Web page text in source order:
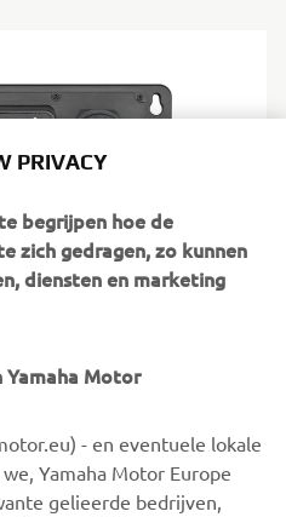
door naar een
informatie, zonder gedoe.
PRIVACY
begrijpen hoe de
zich gedragen, zo kunnen
diensten en marketing
Yamaha Motor
- en eventuele lokale
Yamaha Motor Europe
gelieerde bedrijven,